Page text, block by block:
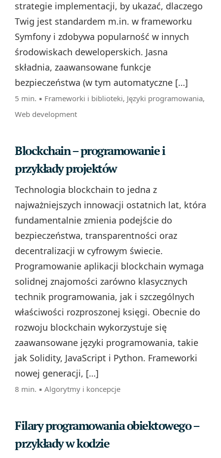
strategie implementacji, by ukazać, dlaczego
Twig jest standardem m.in. w frameworku
Symfony i zdobywa popularność w innych
środowiskach deweloperskich. Jasna
składnia, zaawansowane funkcje
bezpieczeństwa (w tym automatyczne […]
5 min. ▪ Frameworki i biblioteki, Języki programowania,
Web development
Blockchain – programowanie i
przykłady projektów
Technologia blockchain to jedna z
najważniejszych innowacji ostatnich lat, która
fundamentalnie zmienia podejście do
bezpieczeństwa, transparentności oraz
decentralizacji w cyfrowym świecie.
Programowanie aplikacji blockchain wymaga
solidnej znajomości zarówno klasycznych
technik programowania, jak i szczególnych
właściwości rozproszonej księgi. Obecnie do
rozwoju blockchain wykorzystuje się
zaawansowane języki programowania, takie
jak Solidity, JavaScript i Python. Frameworki
nowej generacji, […]
8 min. ▪ Algorytmy i koncepcje
Filary programowania obiektowego –
przykłady w kodzie